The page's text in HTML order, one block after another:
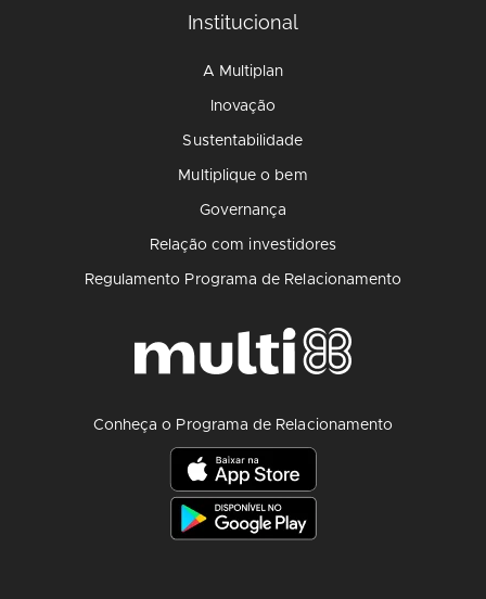
Institucional
A Multiplan
Inovação
Sustentabilidade
Multiplique o bem
Governança
Relação com investidores
Regulamento Programa de Relacionamento
Conheça o Programa de Relacionamento